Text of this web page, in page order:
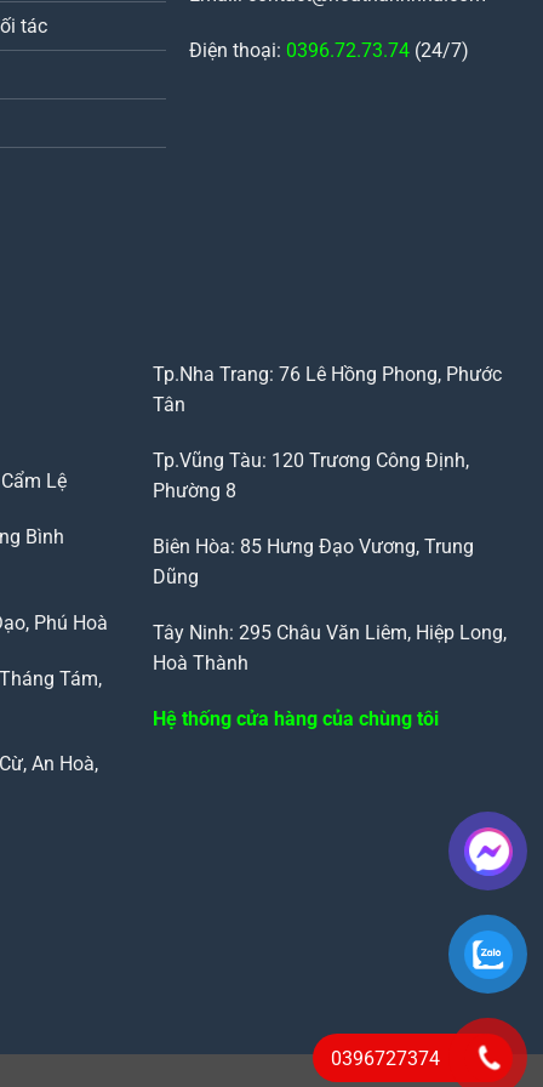
tác
Điện thoại: 0396.72.73.74 (24/7)
Lệ
Bình
Phú Hoà
Tám,
An Hoà,
Tp.Nha Trang: 76 Lê Hồng Phong, Phước
Tân
Tp.Vũng Tàu: 120 Trương Công Định,
Phường 8
Biên Hòa: 85 Hưng Đạo Vương, Trung
Dũng
Tây Ninh: 295 Châu Văn Liêm, Hiệp Long,
Hoà Thành
Hệ thống cửa hàng của chùng tôi
0396727374